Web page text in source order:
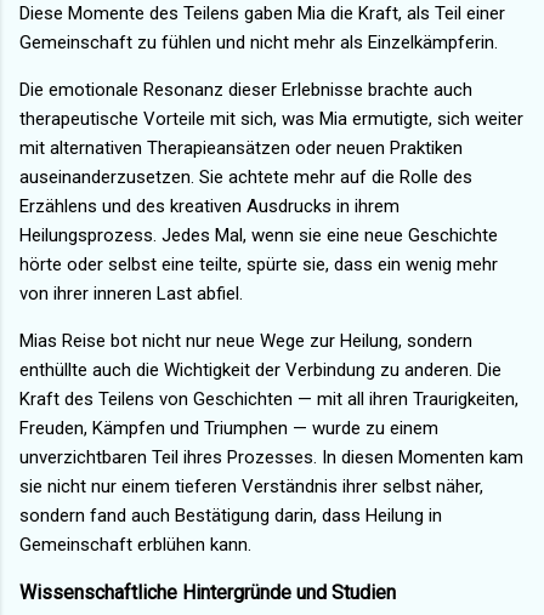
Diese Momente des Teilens gaben Mia die Kraft, als Teil einer
Gemeinschaft zu fühlen und nicht mehr als Einzelkämpferin.
Die emotionale Resonanz dieser Erlebnisse brachte auch
therapeutische Vorteile mit sich, was Mia ermutigte, sich weiter
mit alternativen Therapieansätzen oder neuen Praktiken
auseinanderzusetzen. Sie achtete mehr auf die Rolle des
Erzählens und des kreativen Ausdrucks in ihrem
Heilungsprozess. Jedes Mal, wenn sie eine neue Geschichte
hörte oder selbst eine teilte, spürte sie, dass ein wenig mehr
von ihrer inneren Last abfiel.
Mias Reise bot nicht nur neue Wege zur Heilung, sondern
enthüllte auch die Wichtigkeit der Verbindung zu anderen. Die
Kraft des Teilens von Geschichten — mit all ihren Traurigkeiten,
Freuden, Kämpfen und Triumphen — wurde zu einem
unverzichtbaren Teil ihres Prozesses. In diesen Momenten kam
sie nicht nur einem tieferen Verständnis ihrer selbst näher,
sondern fand auch Bestätigung darin, dass Heilung in
Gemeinschaft erblühen kann.
Wissenschaftliche Hintergründe und Studien